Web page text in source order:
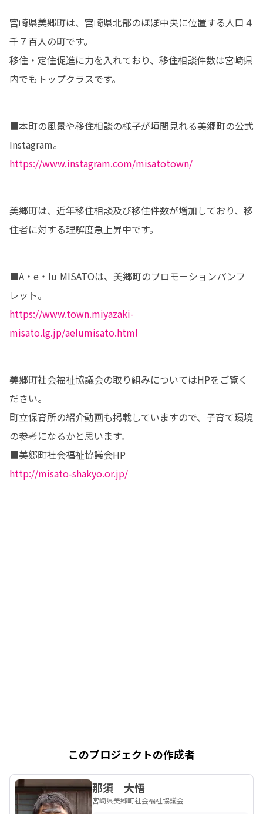
宮崎県美郷町は、宮崎県北部のほぼ中央に位置する人口４
千７百人の町です。
移住・定住促進に力を入れており、移住相談件数は宮崎県
内でもトップクラスです。
■本町の風景や移住相談の様子が垣間見れる美郷町の公式
https://www.instagram.com/misatotown/
美郷町は、近年移住相談及び移住件数が増加しており、移
住者に対する理解度急上昇中です。
■A・e・lu MISATOは、美郷町のプロモーションパンフ
https://www.town.miyazaki-
misato.lg.jp/aelumisato.html
美郷町社会福祉協議会の取り組みについてはHPをご覧く
ださい。
町立保育所の紹介動画も掲載していますので、子育て環境
の参考になるかと思います。
http://misato-shakyo.or.jp/
このプロジェクトの作成者
那須 大悟
宮崎県美郷町社会福祉協議会